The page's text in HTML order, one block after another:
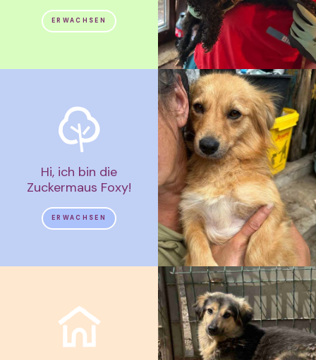
ERWACHSEN
Hi, ich bin die
Zuckermaus Foxy!
ERWACHSEN